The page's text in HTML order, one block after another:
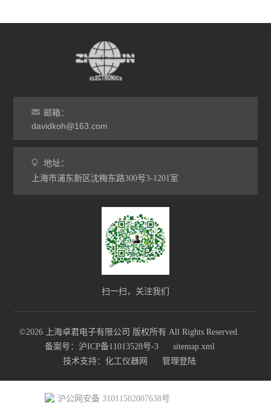
邮箱：
davidkoh@163.com
地址：
上海市浦东新区沈梅东路300号3-1201室
扫一扫，关注我们
©2026 上海卓君电子有限公司 版权所有 All Rights Reserved.
备案号：沪ICP备11013528号-3
sitemap.xml
技术支持： 化工仪器网 管理登陆
沪公网安备 31011502007638号